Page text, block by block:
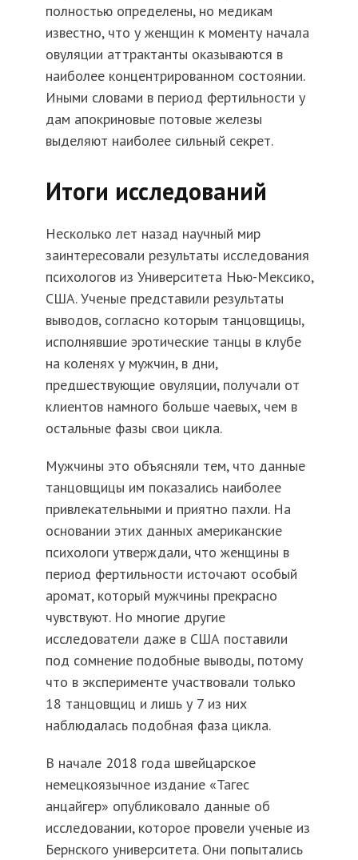
полностью определены, но медикам
известно, что у женщин к моменту начала
овуляции аттрактанты оказываются в
наиболее концентрированном состоянии.
Иными словами в период фертильности у
дам апокриновые потовые железы
выделяют наиболее сильный секрет.
Итоги исследований
Несколько лет назад научный мир
заинтересовали результаты исследования
психологов из Университета Нью-Мексико,
США. Ученые представили результаты
выводов, согласно которым танцовщицы,
исполнявшие эротические танцы в клубе
на коленях у мужчин, в дни,
предшествующие овуляции, получали от
клиентов намного больше чаевых, чем в
остальные фазы свои цикла.
Мужчины это объясняли тем, что данные
танцовщицы им показались наиболее
привлекательными и приятно пахли. На
основании этих данных американские
психологи утверждали, что женщины в
период фертильности источают особый
аромат, который мужчины прекрасно
чувствуют. Но многие другие
исследователи даже в США поставили
под сомнение подобные выводы, потому
что в эксперименте участвовали только
18 танцовщиц и лишь у 7 из них
наблюдалась подобная фаза цикла.
В начале 2018 года швейцарское
немецкоязычное издание «Тагес
анцайгер» опубликовало данные об
исследовании, которое провели ученые из
Бернского университета. Они попытались